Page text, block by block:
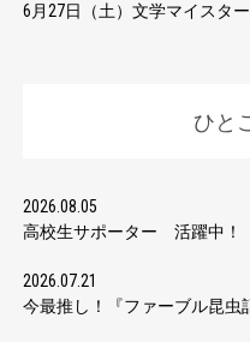
6月27日（土）文学マイスタ
ひと
2026.08.05
高校生サポーター 活躍中！
2026.07.21
今最推し！『ファーブル昆虫